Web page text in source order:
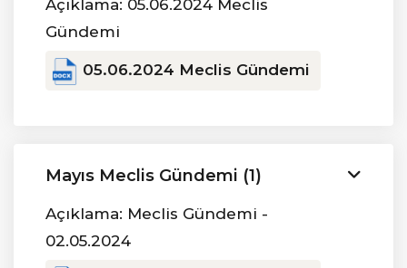
Açıklama: 05.06.2024 Meclis
Gündemi
05.06.2024 Meclis Gündemi
Mayıs Meclis Gündemi (1)
Açıklama: Meclis Gündemi -
02.05.2024